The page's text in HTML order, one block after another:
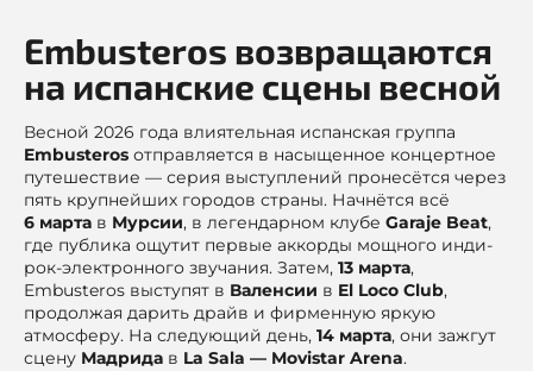
Embusteros возвращаются
на испанские сцены весной
Весной 2026 года влиятельная испанская группа
Embusteros отправляется в насыщенное концертное
путешествие — серия выступлений пронесётся через
пять крупнейших городов страны. Начнётся всё
6 марта в Мурсии, в легендарном клубе Garaje Beat,
где публика ощутит первые аккорды мощного инди-
рок-электронного звучания. Затем, 13 марта,
Embusteros выступят в Валенсии в El Loco Club,
продолжая дарить драйв и фирменную яркую
атмосферу. На следующий день, 14 марта, они зажгут
сцену Мадрида в La Sala — Movistar Arena.